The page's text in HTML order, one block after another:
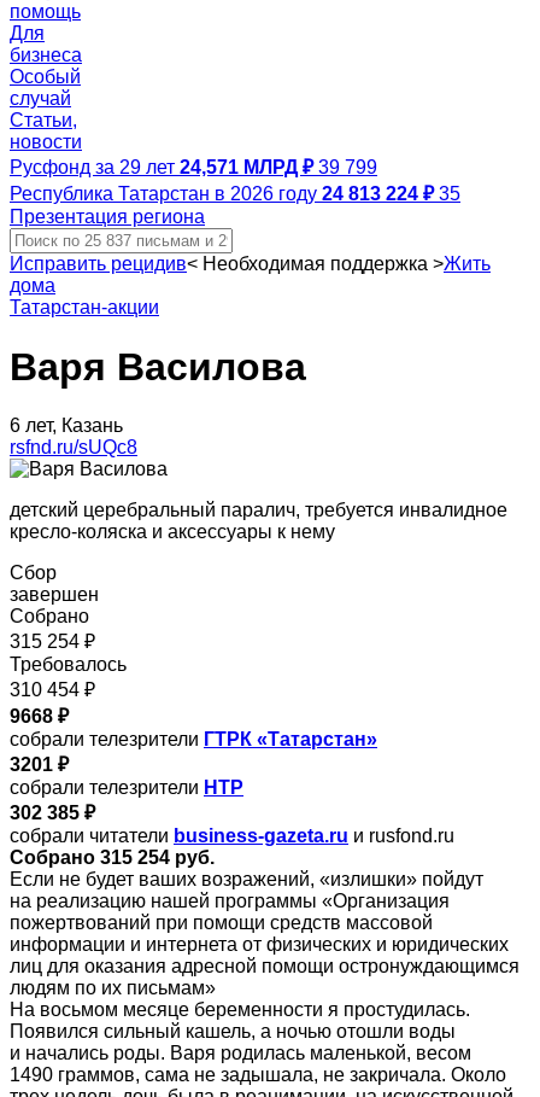
помощь
Для
бизнеса
Особый
случай
Статьи,
новости
Русфонд за 29 лет 24,571 МЛРД ₽ 39 799
Республика Татарстан в 2026 году 24 813 224 ₽ 35
Презентация региона
Исправить рецидив< Необходимая поддержка >Жить
дома
Татарстан-акции
Варя Василова
6 лет, Казань
rsfnd.ru/sUQc8
детский церебральный паралич, требуется инвалидное
кресло-коляска и аксессуары к нему
Сбор
завершен
Собрано
315 254 ₽
Требовалось
310 454 ₽
9668 ₽
собрали телезрители ГТРК «Татарстан»
3201 ₽
собрали телезрители НТР
302 385 ₽
собрали читатели business-gazeta.ru и rusfond.ru
Собрано 315 254 руб.
Если не будет ваших возражений, «излишки» пойдут
на реализацию нашей программы «Организация
пожертвований при помощи средств массовой
информации и интернета от физических и юридических
лиц для оказания адресной помощи остронуждающимся
людям по их письмам»
На восьмом месяце беременности я простудилась.
Появился сильный кашель, а ночью отошли воды
и начались роды. Варя родилась маленькой, весом
1490 граммов, сама не задышала, не закричала. Около